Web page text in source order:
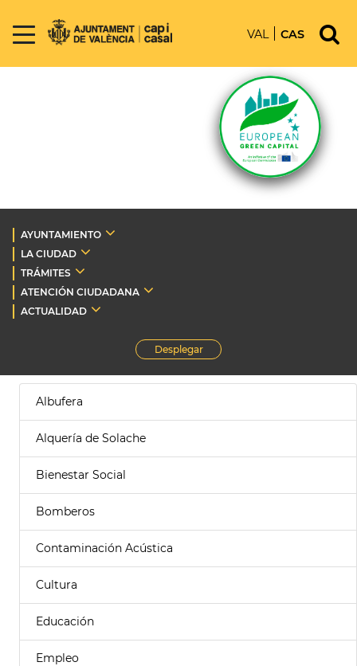
VAL CAS
AYUNTAMIENTO
LA CIUDAD
TRÁMITES
ATENCIÓN CIUDADANA
ACTUALIDAD
Desplegar
Albufera
Alquería de Solache
Bienestar Social
Bomberos
Contaminación Acústica
Cultura
Educación
Empleo